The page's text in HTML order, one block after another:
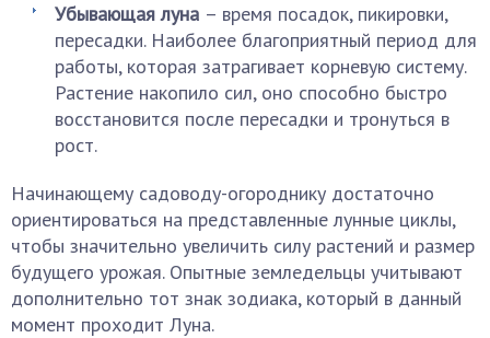
Убывающая луна – время посадок, пикировки,
пересадки. Наиболее благоприятный период для
работы, которая затрагивает корневую систему.
Растение накопило сил, оно способно быстро
восстановится после пересадки и тронуться в
рост.
Начинающему садоводу-огороднику достаточно
ориентироваться на представленные лунные циклы,
чтобы значительно увеличить силу растений и размер
будущего урожая. Опытные земледельцы учитывают
дополнительно тот знак зодиака, который в данный
момент проходит Луна.